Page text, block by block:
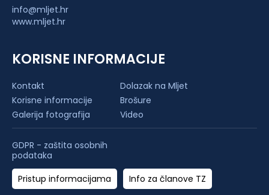
info@mljet.hr
www.mljet.hr
KORISNE INFORMACIJE
Kontakt
Dolazak na Mljet
Korisne informacije
Brošure
Galerija fotografija
Video
GDPR - zaštita osobnih
podataka
Pristup informacijama
Info za članove TZ